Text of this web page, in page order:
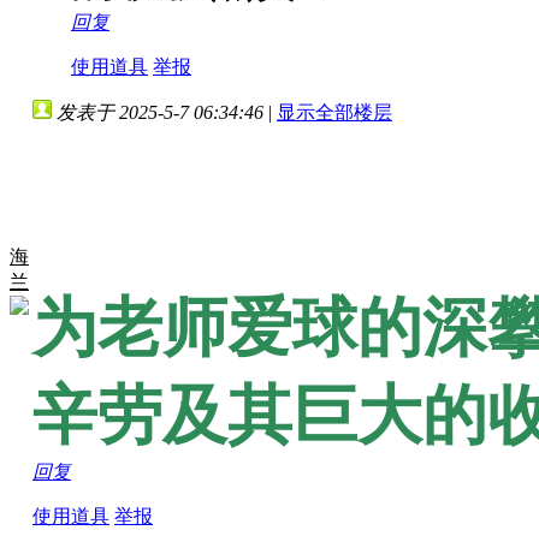
回复
使用道具 举报
海
兰
发表于 2025-5-7 06:34:46 | 显示全部楼层
为老师爱球的深
辛劳及其巨大的
回复
使用道具 举报